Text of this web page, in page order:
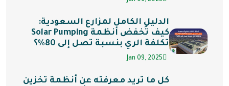
الدليل الكامل لمزارع السعودية:
كيف تُخفض أنظمة Solar Pumping
تكلفة الري بنسبة تصل إلى 80%؟
Jan 09, 2025
كل ما تريد معرفته عن أنظمة تخزين